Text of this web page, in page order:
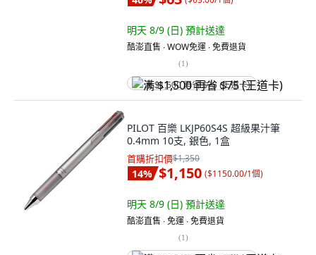
明天 8/9 (日) 預計送達
酷澎直售 ∙ WOW免運 ∙ 免費退貨
(1)
满 $1,500 再省 $75 (王道卡)
PILOT 百樂 LKJP60S4S 超級果汁筆
0.4mm 10支, 銀色, 1盒
首購折扣價$1,350
14% $1,150 ($1150.00/1個)
明天 8/9 (日) 預計送達
酷澎直售 ∙ 免運 ∙ 免費退貨
(1)